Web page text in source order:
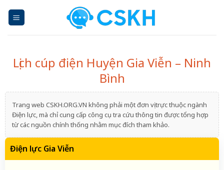
Lịch cúp điện Huyện Gia Viễn – Ninh
Bình
Trang web CSKH.ORG.VN không phải một đơn vị trực thuộc ngành
Điện lực, mà chỉ cung cấp công cụ tra cứu thông tin được tổng hợp
từ các nguồn chính thống nhằm mục đích tham khảo.
Điện lực Gia Viễn